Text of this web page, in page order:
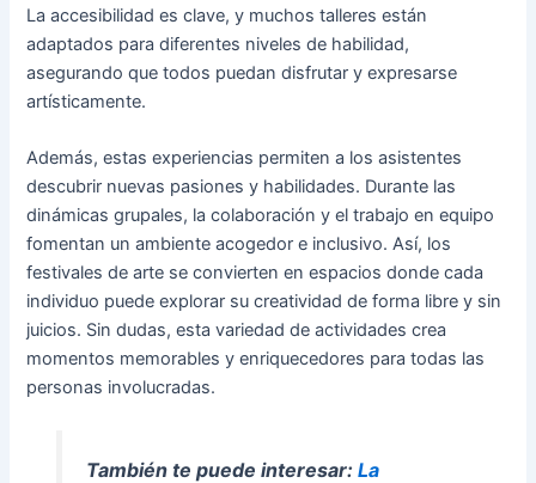
La accesibilidad es clave, y muchos talleres están
adaptados para diferentes niveles de habilidad,
asegurando que todos puedan disfrutar y expresarse
artísticamente.
Además, estas experiencias permiten a los asistentes
descubrir nuevas pasiones y habilidades. Durante las
dinámicas grupales, la colaboración y el trabajo en equipo
fomentan un ambiente acogedor e inclusivo. Así, los
festivales de arte se convierten en espacios donde cada
individuo puede explorar su creatividad de forma libre y sin
juicios. Sin dudas, esta variedad de actividades crea
momentos memorables y enriquecedores para todas las
personas involucradas.
También te puede interesar: La